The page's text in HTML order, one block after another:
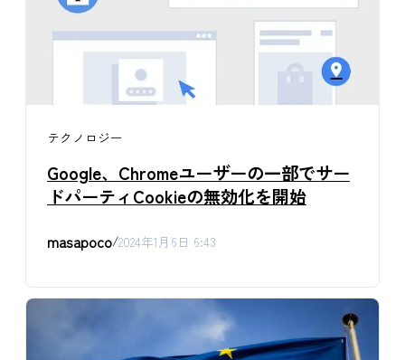
テクノロジー
Google、Chromeユーザーの一部でサー
ドパーティCookieの無効化を開始
masapoco/2024年1月6日 6:43